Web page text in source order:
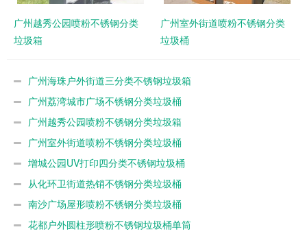
广州越秀公园喷粉不锈钢分类
垃圾箱
广州室外街道喷粉不锈钢分类
垃圾桶
广州海珠户外街道三分类不锈钢垃圾箱
广州荔湾城市广场不锈钢分类垃圾桶
广州越秀公园喷粉不锈钢分类垃圾箱
广州室外街道喷粉不锈钢分类垃圾桶
增城公园UV打印四分类不锈钢垃圾桶
从化环卫街道热销不锈钢分类垃圾桶
南沙广场屋形喷粉不锈钢分类垃圾桶
花都户外圆柱形喷粉不锈钢垃圾桶单筒